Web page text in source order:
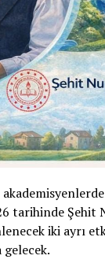
tarihinde Şehit
iki ayrı